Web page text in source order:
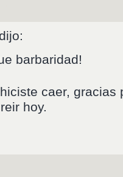
barbaridad!
caer, gracias
hoy.